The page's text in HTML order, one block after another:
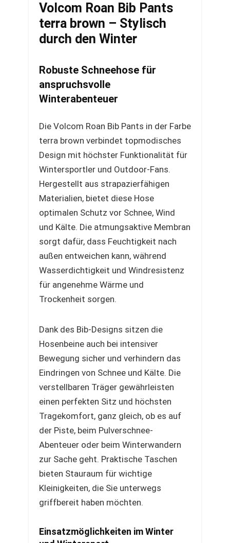
Volcom Roan Bib Pants
terra brown – Stylisch
durch den Winter
Robuste Schneehose für
anspruchsvolle
Winterabenteuer
Die Volcom Roan Bib Pants in der Farbe
terra brown verbindet topmodisches
Design mit höchster Funktionalität für
Wintersportler und Outdoor-Fans.
Hergestellt aus strapazierfähigen
Materialien, bietet diese Hose
optimalen Schutz vor Schnee, Wind
und Kälte. Die atmungsaktive Membran
sorgt dafür, dass Feuchtigkeit nach
außen entweichen kann, während
Wasserdichtigkeit und Windresistenz
für angenehme Wärme und
Trockenheit sorgen.
Dank des Bib-Designs sitzen die
Hosenbeine auch bei intensiver
Bewegung sicher und verhindern das
Eindringen von Schnee und Kälte. Die
verstellbaren Träger gewährleisten
einen perfekten Sitz und höchsten
Tragekomfort, ganz gleich, ob es auf
der Piste, beim Pulverschnee-
Abenteuer oder beim Winterwandern
zur Sache geht. Praktische Taschen
bieten Stauraum für wichtige
Kleinigkeiten, die Sie unterwegs
griffbereit haben möchten.
Einsatzmöglichkeiten im Winter